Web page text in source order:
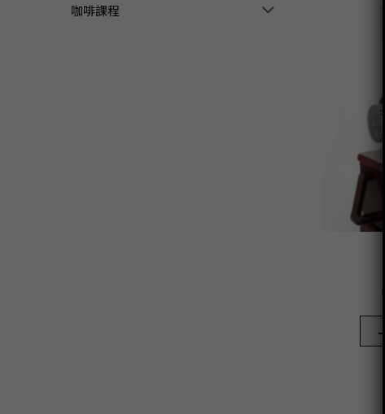
咖啡課程
-